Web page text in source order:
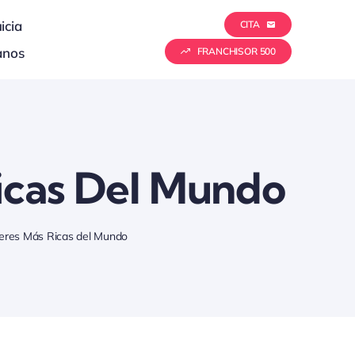
CITA
FRANCHISOR 500
Del Mundo
Más Ricas del Mundo